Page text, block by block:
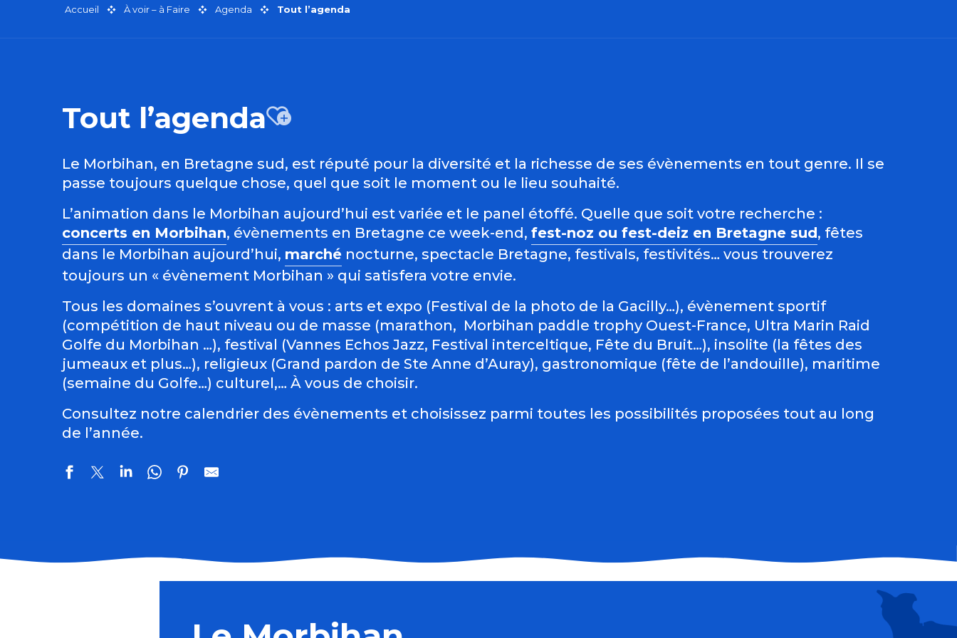
Accueil À voir – à Faire Agenda Tout l’agenda
Tout l’agendaAjouter aux favoris
Le Morbihan, en Bretagne sud, est réputé pour la diversité et la richesse de ses évènements en tout genre. Il se
passe toujours quelque chose, quel que soit le moment ou le lieu souhaité.
L’animation dans le Morbihan aujourd’hui est variée et le panel étoffé. Quelle que soit votre recherche :
concerts en Morbihan, évènements en Bretagne ce week-end, fest-noz ou fest-deiz en Bretagne sud, fêtes
dans le Morbihan aujourd’hui, marché nocturne, spectacle Bretagne, festivals, festivités… vous trouverez
toujours un « évènement Morbihan » qui satisfera votre envie.
Tous les domaines s’ouvrent à vous : arts et expo (Festival de la photo de la Gacilly…), évènement sportif
(compétition de haut niveau ou de masse (marathon, Morbihan paddle trophy Ouest-France, Ultra Marin Raid
Golfe du Morbihan …), festival (Vannes Echos Jazz, Festival interceltique, Fête du Bruit…), insolite (la fêtes des
jumeaux et plus…), religieux (Grand pardon de Ste Anne d’Auray), gastronomique (fête de l’andouille), maritime
(semaine du Golfe…) culturel,… À vous de choisir.
Consultez notre calendrier des évènements et choisissez parmi toutes les possibilités proposées tout au long
de l’année.
Exposition des artistes pluneretains